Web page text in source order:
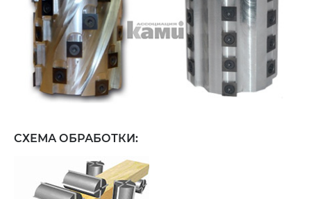
СХЕМА ОБРАБОТКИ: